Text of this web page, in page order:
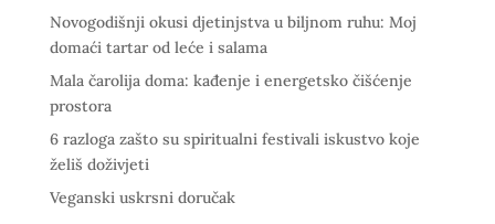
Novogodišnji okusi djetinjstva u biljnom ruhu: Moj
domaći tartar od leće i salama
Mala čarolija doma: kađenje i energetsko čišćenje
prostora
6 razloga zašto su spiritualni festivali iskustvo koje
želiš doživjeti
Veganski uskrsni doručak